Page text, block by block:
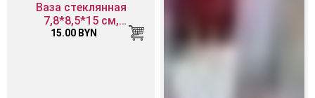
Ваза стеклянная
7,8*8,5*15 см,
прозрачный
15.00 BYN